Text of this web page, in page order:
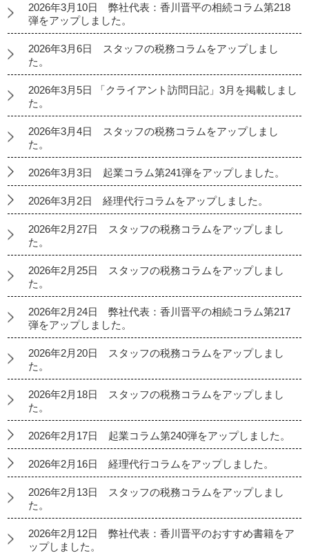
2026年3月10日 弊社代表：香川晋平の相続コラム第218
弾をアップしました。
2026年3月6日 スタッフの税務コラムをアップしまし
た。
2026年3月5日 「クライアント訪問日記」3月を掲載しまし
た。
2026年3月4日 スタッフの税務コラムをアップしまし
た。
2026年3月3日 起業コラム第241弾をアップしました。
2026年3月2日 経理代行コラムをアップしました。
2026年2月27日 スタッフの税務コラムをアップしまし
た。
2026年2月25日 スタッフの税務コラムをアップしまし
た。
2026年2月24日 弊社代表：香川晋平の相続コラム第217
弾をアップしました。
2026年2月20日 スタッフの税務コラムをアップしまし
た。
2026年2月18日 スタッフの税務コラムをアップしまし
た。
2026年2月17日 起業コラム第240弾をアップしました。
2026年2月16日 経理代行コラムをアップしました。
2026年2月13日 スタッフの税務コラムをアップしまし
た。
2026年2月12日 弊社代表：香川晋平のおすすめ書籍をア
ップしました。